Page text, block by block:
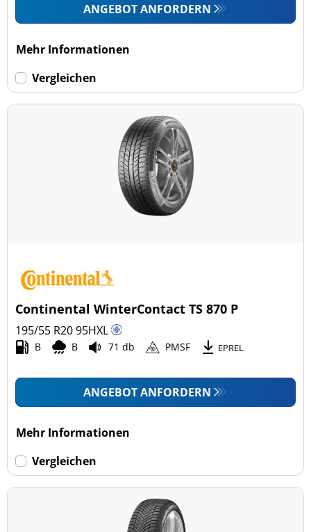
ANGEBOT ANFORDERN
Mehr Informationen
Vergleichen
Continental WinterContact TS 870 P
195/55 R2095HXL
B B 71 db PMSF EPREL
ANGEBOT ANFORDERN
Mehr Informationen
Vergleichen